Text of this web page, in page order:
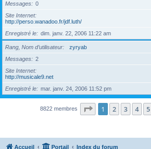
Messages
0
Site Internet
http://perso.wanadoo.fr/jdf.luth/
Enregistré le
dim. janv. 22, 2006 11:22 am
Rang, Nom d’utilisateur
zyryab
Messages
2
Site Internet
http://musicale9.net
Enregistré le
mar. janv. 24, 2006 11:52 pm
8822 membres Page 1sur177
1 2 3 4 5
Accueil Portail Index du forum